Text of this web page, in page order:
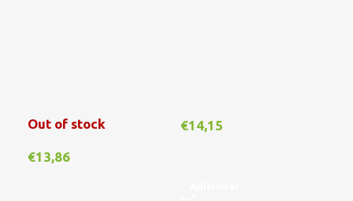
Out of stock
€13,86
€14,15